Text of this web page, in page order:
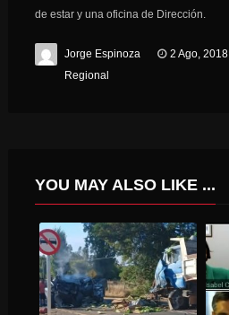
de estar y una oficina de Dirección.
Jorge Espinoza 2 Ago, 2018
Regional
YOU MAY ALSO LIKE ...